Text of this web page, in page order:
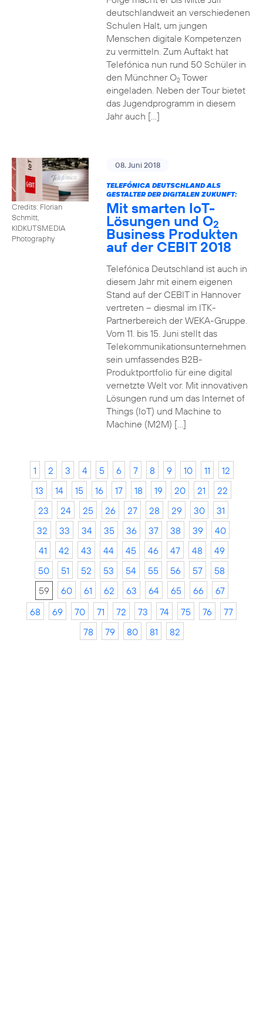
deutschlandweit an verschiedenen
Schulen Halt, um jungen
Menschen digitale Kompetenzen
zu vermitteln. Zum Auftakt hat
Telefónica nun rund 50 Schüler in
den Münchner O2Tower
eingeladen. Neben der Tour bietet
das Jugendprogramm in diesem
Jahr auch […]
Credits: Florian
Schmitt,
KIDKUTSMEDIA
Photography
08. Juni 2018
TELEFÓNICA DEUTSCHLAND ALS
GESTALTER DER DIGITALEN ZUKUNFT:
Mit smarten IoT-
Lösungen und O2
Business Produkten
auf der CEBIT 2018
Telefónica Deutschland ist auch in
diesem Jahr mit einem eigenen
Stand auf der CEBIT in Hannover
vertreten – diesmal im ITK-
Partnerbereich der WEKA-Gruppe.
Vom 11. bis 15. Juni stellt das
Telekommunikationsunternehmen
sein umfassendes B2B-
Produktportfolio für eine digital
vernetzte Welt vor. Mit innovativen
Lösungen rund um das Internet of
Things (IoT) und Machine to
Machine (M2M) […]
1 2 3 4 5 6 7 8 9 10 11
12
13
14 15 16 17 18 19 20 21
22
23
24 25 26 27 28 29 30
31
32
33 34 35 36 37 38 39
40
41
42 43 44 45 46 47 48
49
50
51 52 53 54 55 56 57
58
59
60 61 62 63 64 65 66
67
68
69 70 71 72 73 74 75 76
77
78
79 80 81 82